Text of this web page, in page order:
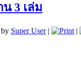
3 เล่ม
Super User| |